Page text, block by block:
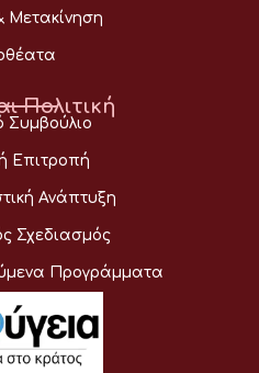
Μετακίνηση
Πολιτική
Συμβούλιο
Επιτροπή
Ανάπτυξη
Σχεδιασμός
Προγράμματα